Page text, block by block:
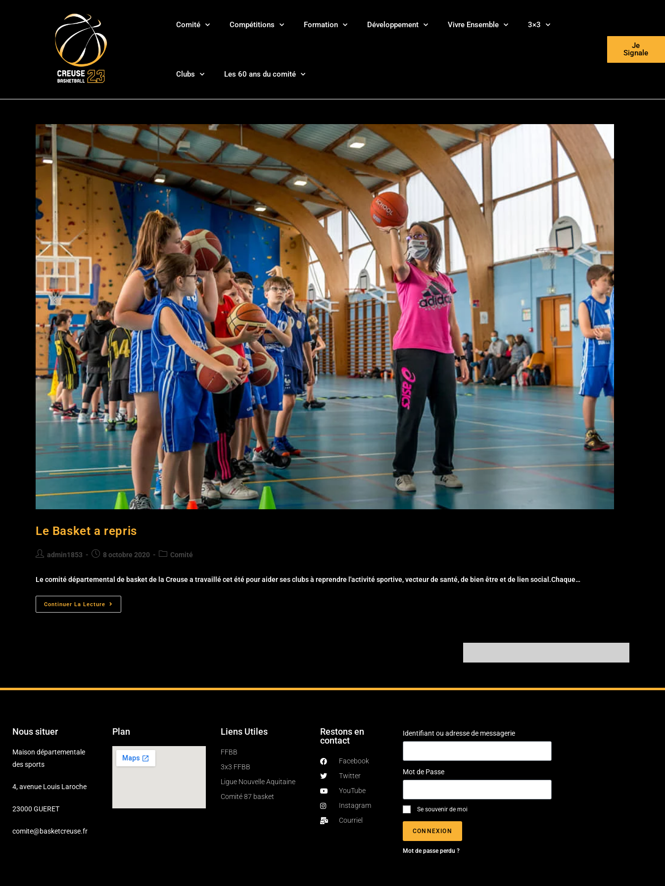
Comité Compétitions Formation Développement Vivre Ensemble 3×3
Clubs Les 60 ans du comité
Je
Signale
Le Basket a repris
admin1853 8 octobre 2020 Comité
Le comité départemental de basket de la Creuse a travaillé cet été pour aider ses clubs à reprendre l'activité sportive, vecteur de santé, de bien être et de lien social.Chaque…
Continuer La Lecture
Nous situer
Maison départementale
des sports
4, avenue Louis Laroche
23000 GUERET
comite@basketcreuse.fr
Plan Liens Utiles
FFBB
3x3 FFBB
Ligue Nouvelle Aquitaine
Comité 87 basket
Restons en
contact
Facebook
Twitter
YouTube
Instagram
Courriel
Identifiant ou adresse de messagerie
Mot de Passe
Se souvenir de moi
CONNEXION
Mot de passe perdu ?